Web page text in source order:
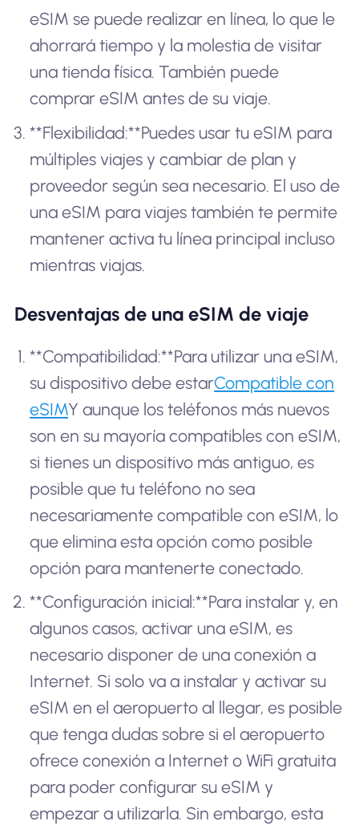
eSIM se puede realizar en línea, lo que le
ahorrará tiempo y la molestia de visitar
una tienda física. También puede
comprar eSIM antes de su viaje.
**Flexibilidad:**Puedes usar tu eSIM para
múltiples viajes y cambiar de plan y
proveedor según sea necesario. El uso de
una eSIM para viajes también te permite
mantener activa tu línea principal incluso
mientras viajas.
Desventajas de una eSIM de viaje
**Compatibilidad:**Para utilizar una eSIM,
su dispositivo debe estarCompatible con
eSIMY aunque los teléfonos más nuevos
son en su mayoría compatibles con eSIM,
si tienes un dispositivo más antiguo, es
posible que tu teléfono no sea
necesariamente compatible con eSIM, lo
que elimina esta opción como posible
opción para mantenerte conectado.
**Configuración inicial:**Para instalar y, en
algunos casos, activar una eSIM, es
necesario disponer de una conexión a
Internet. Si solo va a instalar y activar su
eSIM en el aeropuerto al llegar, es posible
que tenga dudas sobre si el aeropuerto
ofrece conexión a Internet o WiFi gratuita
para poder configurar su eSIM y
empezar a utilizarla. Sin embargo, esta